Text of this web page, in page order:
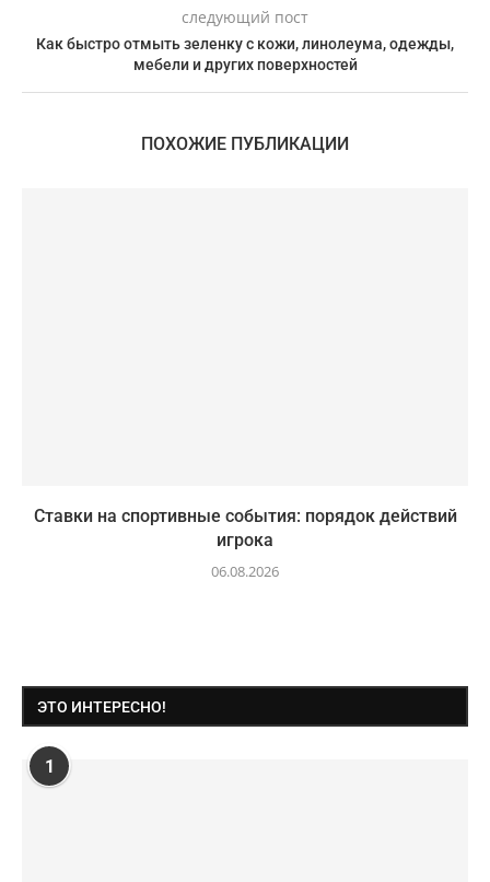
следующий пост
Как быстро отмыть зеленку с кожи, линолеума, одежды,
мебели и других поверхностей
ПОХОЖИЕ ПУБЛИКАЦИИ
Ставки на спортивные события: порядок действий
игрока
06.08.2026
ЭТО ИНТЕРЕСНО!
1